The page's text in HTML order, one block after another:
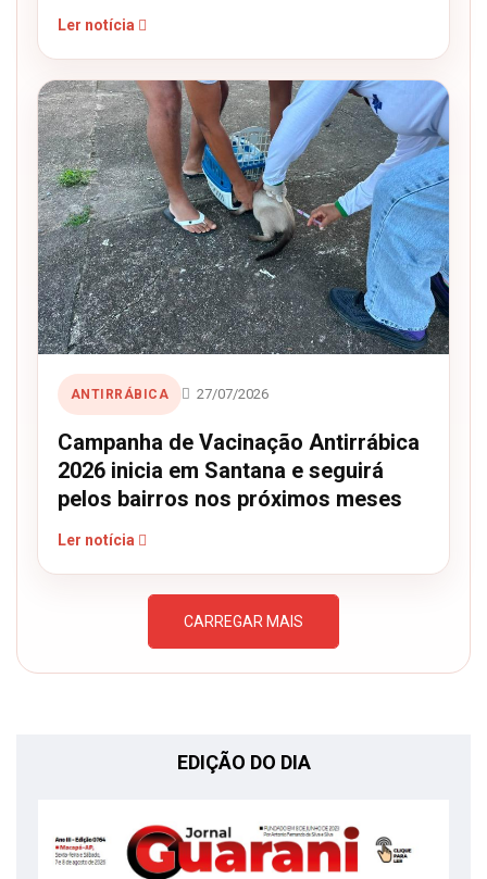
Ler notícia
ANTIRRÁBICA 27/07/2026
Campanha de Vacinação Antirrábica
2026 inicia em Santana e seguirá
pelos bairros nos próximos meses
Ler notícia
CARREGAR MAIS
EDIÇÃO DO DIA